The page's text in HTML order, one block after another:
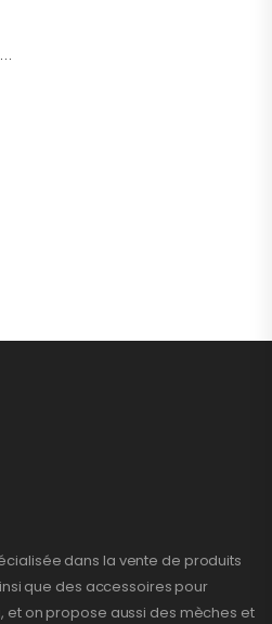
Camille Rose Almond Jai Twisting Butter (Beurre Pour Torsades)
dans la vente de produits
que des accessoires pour
et on propose aussi des mèches et